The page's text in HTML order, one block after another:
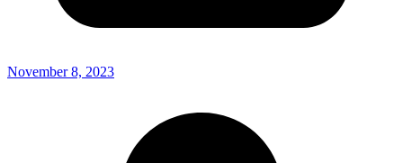
November 8, 2023